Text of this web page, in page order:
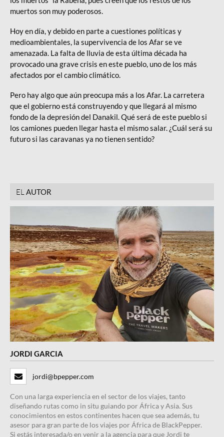
EL AUTOR
JORDI GARCIA
jordi@bpepper.com
Con una larga experiencia en el sector de los viajes, tanto
diseñando rutas como in situ guiando por África y Asia. Sus
conocimientos en estos continentes hacen que sea además, tu
asesor para gran parte de los viajes por África de BlackPepper.
Si estás interesada/o en venir a la agencia para que Jordi te
muertos son muy poderosos.
Hoy en día, y debido en parte a cuestiones políticas y
medioambientales, la supervivencia de los Afar se ve
amenazada. La falta de lluvia de esta última década ha
provocado una grave crisis en este pueblo, uno de los más
afectados por el cambio climático.
Pero hay algo que aún preocupa más a los Afar. La carretera
que el gobierno está construyendo y que llegará al mismo
fondo de la depresión del Danakil. Qué será de este pueblo si
los camiones pueden llegar hasta el mismo salar. ¿Cuál será su
futuro si las caravanas ya no tienen sentido?